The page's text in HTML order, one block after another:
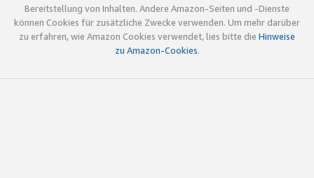
Bereitstellung von Inhalten. Andere Amazon-Seiten und -Dienste
können Cookies für zusätzliche Zwecke verwenden. Um mehr darüber
zu erfahren, wie Amazon Cookies verwendet, lies bitte die Hinweise
zu Amazon-Cookies.